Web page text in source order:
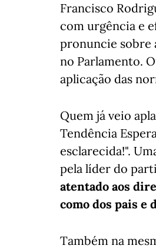
Francisco
com urgência e
pronuncie sobre
no Parlamento.
aplicação das
Quem já veio
Tendência
esclarecida!".
pela líder do
atentado aos
como dos pais e
Também na